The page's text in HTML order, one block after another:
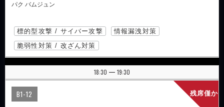
パク バムジュン
標的型攻撃 / サイバー攻撃
情報漏洩対策
脆弱性対策 / 改ざん対策
18:30 | 19:30
残席僅か
B1-12